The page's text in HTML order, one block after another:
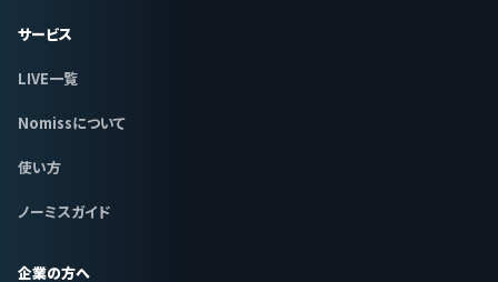
サービス
LIVE一覧
Nomissについて
使い方
ノーミスガイド
企業の方へ